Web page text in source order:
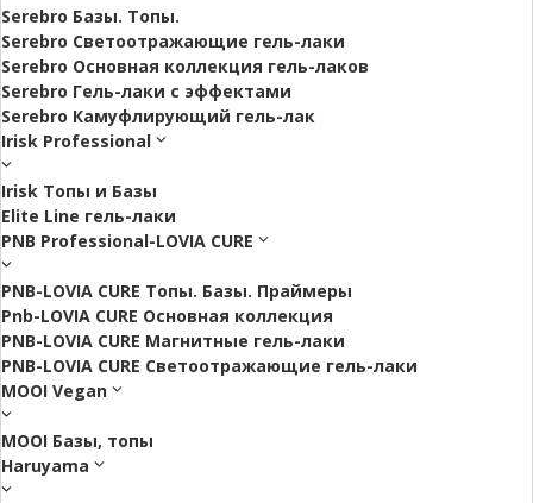
Serebro Базы. Топы.
Serebro Светоотражающие гель-лаки
Serebro Основная коллекция гель-лаков
Serebro Гель-лаки с эффектами
Serebro Камуфлирующий гель-лак
Irisk Professional
Irisk Топы и Базы
Elite Line гель-лаки
PNB Professional-LOVIA CURE
PNB-LOVIA CURE Топы. Базы. Праймеры
Pnb-LOVIA CURE Основная коллекция
PNB-LOVIA CURE Магнитные гель-лаки
PNB-LOVIA CURE Cветоотражающие гель-лаки
MOOI Vegan
MOOI Базы, топы
Haruyama